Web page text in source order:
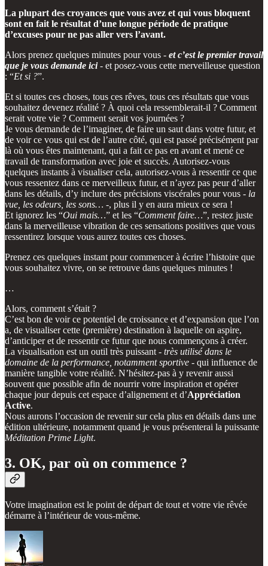
La plupart des croyances que vous avez et qui vous bloquent
sont en fait le résultat d’une longue période de pratique
d’excuses pour ne pas aller vers l’avant.
Alors prenez quelques minutes pour vous - et c’est le premier travail
que je vous demande ici- et posez-vous cette merveilleuse question
: “Et si ?”.
Et si toutes ces choses, tous ces rêves, tous ces résultats que vous
souhaitez devenez réalité ? À quoi cela ressemblerait-il ? Comment
serait votre vie ? Comment serait vos journées ?
Je vous demande de l’imaginer, de faire un saut dans votre futur, et
de voir ce vous qui est de l’autre côté, qui est passé précisément par
là où vous êtes maintenant, qui a fait ce pas en avant et mené ce
travail de transformation avec joie et succès. Autorisez-vous
quelques instants à visualiser cela, autorisez-vous à ressentir ce que
vous ressentez dans ce merveilleux futur, et n’ayez pas peur d’aller
dans les détails, d’y inclure des précisions viscérales pour vous - la
vue, les odeurs, les sons… -, plus il y en aura mieux ce sera !
Et ignorez les “Oui mais…” et les “Comment faire…”, restez juste
dans la merveilleuse vibration de ces sensations positives que vous
ressentirez lorsque vous aurez toutes ces choses.
Prenez ces quelques instant pour commencer à écrire l’histoire que
vous souhaitez vivre, on se retrouve dans quelques minutes !
…
Alors, comment s’était ?
C’est bon de voir ce potentiel de croissance et d’expansion que l’on
a, de visualiser cette (première) destination à laquelle on aspire,
d’anticiper et de ressentir ce futur que nous commençons à créer.
La visualisation est un outil très puissant - très utilisé dans le
domaine de la performance, notamment sportive - qui influence de
manière tangible votre réalité. N’hésitez-pas à y revenir aussi
souvent que possible afin de nourrir votre inspiration et opérer
chaque jour depuis cet espace d’alignement et d’Appréciation
Active.
Nous aurons l’occasion de revenir sur cela plus en détails dans une
édition ultérieure, notamment quand je vous présenterai la puissante
Méditation Prime Light.
3. OK, par où on commence ?
Votre imagination est le point de départ de tout et votre vie rêvée
démarre à l’intérieur de vous-même.